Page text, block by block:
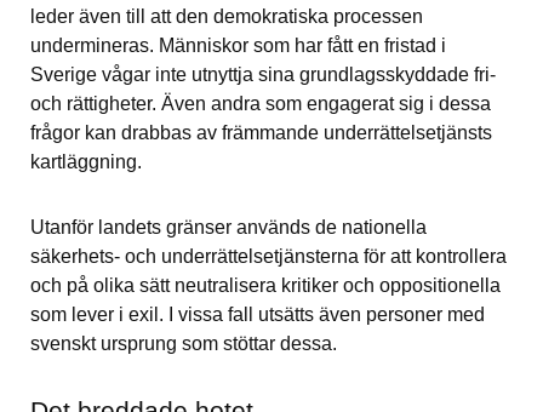
leder även till att den demokratiska processen
undermineras. Människor som har fått en fristad i
Sverige vågar inte utnyttja sina grundlagsskyddade fri-
och rättigheter. Även andra som engagerat sig i dessa
frågor kan drabbas av främmande underrättelsetjänsts
kartläggning.
Utanför landets gränser används de nationella
säkerhets- och underrättelsetjänsterna för att kontrollera
och på olika sätt neutralisera kritiker och oppositionella
som lever i exil. I vissa fall utsätts även personer med
svenskt ursprung som stöttar dessa.